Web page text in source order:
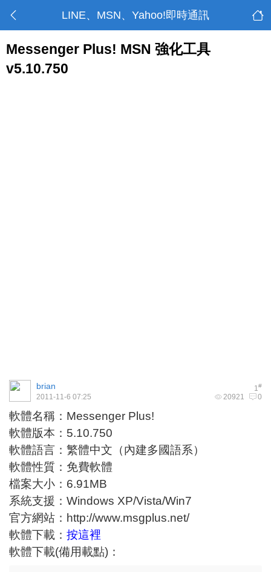
LINE、MSN、Yahoo!即時通訊
Messenger Plus! MSN 強化工具
v5.10.750
1#
brian
20921 0
2011-11-6 07:25
軟體名稱：Messenger Plus!
軟體版本：5.10.750
軟體語言：繁體中文（內建多國語系）
軟體性質：免費軟體
檔案大小：6.91MB
系統支援：Windows XP/Vista/Win7
官方網站： http://www.msgplus.net/
軟體下載： 按這裡
軟體下載(備用載點)：